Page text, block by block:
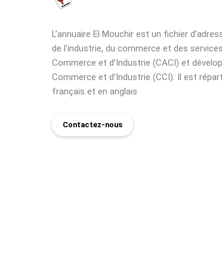
L’annuaire El Mouchir est un fichier
de l'industrie, du commerce et des
Commerce et d’Industrie (CACI) et
Commerce et d’Industrie (CCI). Il est
français et en anglais
Contactez-nous